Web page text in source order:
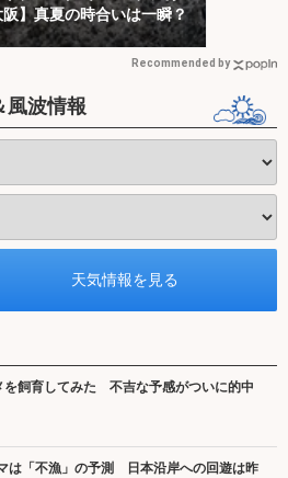
】真夏の時合いは一瞬？
Recommended by
風波情報
を飼育してみた 不吉な予感がついに的中
は「不漁」の予測 日本沿岸への回遊は昨